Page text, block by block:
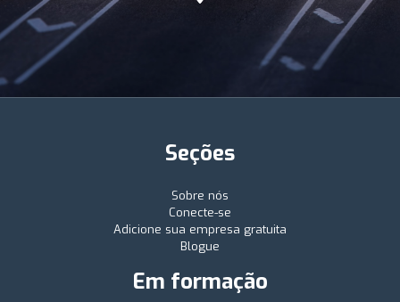
Seções
Sobre nós
Conecte-se
Adicione sua empresa gratuita
Blogue
Em formação